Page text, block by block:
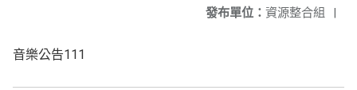
發布單位： 資源整合組 |
音樂公告111